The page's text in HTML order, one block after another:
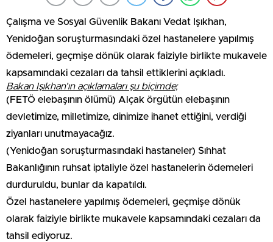
Çalışma ve Sosyal Güvenlik Bakanı Vedat Işıkhan,
Yenidoğan soruşturmasındaki özel hastanelere yapılmış
ödemeleri, geçmişe dönük olarak faiziyle birlikte mukavele
kapsamındaki cezaları da tahsil ettiklerini açıkladı.
Bakan Işıkhan’ın açıklamaları şu biçimde;
(FETÖ elebaşının ölümü) Alçak örgütün elebaşının
devletimize, milletimize, dinimize ihanet ettiğini, verdiği
ziyanları unutmayacağız.
(Yenidoğan soruşturmasındaki hastaneler) Sıhhat
Bakanlığının ruhsat iptaliyle özel hastanelerin ödemeleri
durduruldu, bunlar da kapatıldı.
Özel hastanelere yapılmış ödemeleri, geçmişe dönük
olarak faiziyle birlikte mukavele kapsamındaki cezaları da
tahsil ediyoruz.